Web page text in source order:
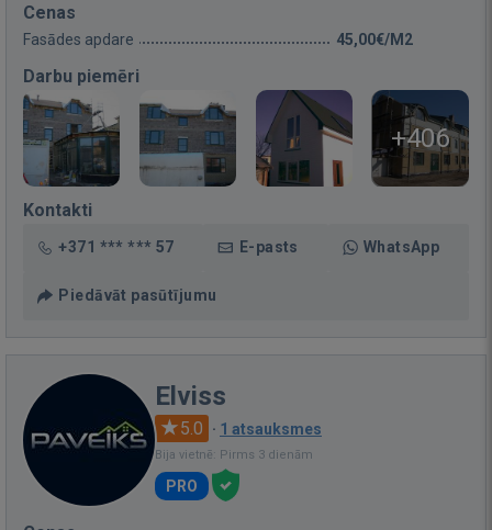
Cenas
Fasādes apdare 45,00€/M2
Darbu piemēri
+406
Kontakti
+371 *** *** 57 E-pasts WhatsApp
Piedāvāt pasūtījumu
Elviss
5.0 · 1 atsauksmes
Bija vietnē: Pirms 3 dienām
PRO